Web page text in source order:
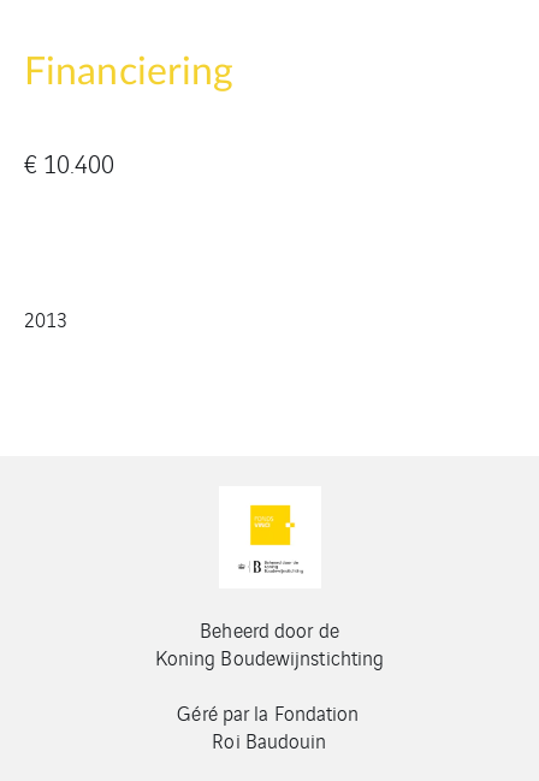
Financiering
€ 10.400
2013
Beheerd door de
Koning Boudewijnstichting
Géré par la Fondation
Roi Baudouin